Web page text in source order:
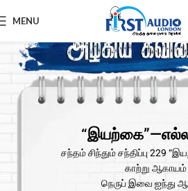
MENU
சந்தம் சிந்தும் சந்திப்பு 229
காற்று ஆகாயம்
நெருப் இவை ஐந்து